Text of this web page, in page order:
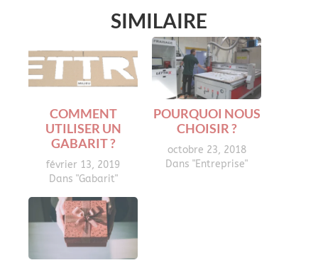
SIMILAIRE
COMMENT
UTILISER UN
GABARIT ?
février 13, 2019
Dans "Gabarit"
POURQUOI NOUS
CHOISIR ?
octobre 23, 2018
Dans "Entreprise"